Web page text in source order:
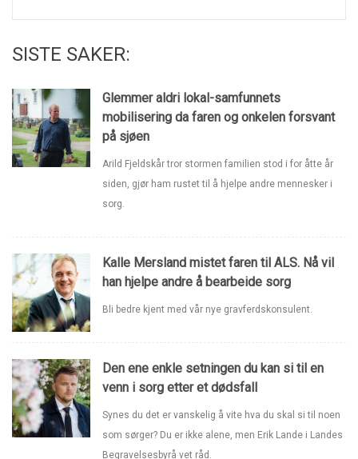
SISTE SAKER:
Glemmer aldri lokal-samfunnets
mobilisering da faren og onkelen forsvant
på sjøen
Arild Fjeldskår tror stormen familien stod i for åtte år
siden, gjør ham rustet til å hjelpe andre mennesker i
sorg.
Kalle Mersland mistet faren til ALS. Nå vil
han hjelpe andre å bearbeide sorg
Bli bedre kjent med vår nye gravferdskonsulent.
Den ene enkle setningen du kan si til en
venn i sorg etter et dødsfall
Synes du det er vanskelig å vite hva du skal si til noen
som sørger? Du er ikke alene, men Erik Lande i Landes
Begravelsesbyrå vet råd.